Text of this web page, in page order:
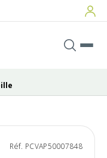
Réf. PCVAP50007848